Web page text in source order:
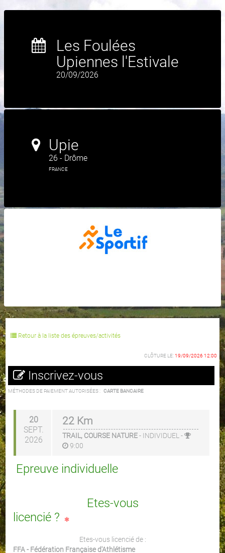
Les Foulées
Upiennes l'Estivale
20/09/2026
Upie
26 - Drôme
FRANCE
Retour à la liste des épreuves/activités
CLÔTURE LE:19/09/2026 12:00
Inscrivez-vous
MÉTHODES DE PAIEMENT AUTORISÉES : CARTE BANCAIRE
20
SEPT.
2026
22 Km
TRAIL, COURSE NATURE - INDIVIDUEL -
9:00
Epreuve individuelle
Etes-vous
licencié ?
Etes-vous licencié de :
FFA - Fédération Française d'Athlétisme